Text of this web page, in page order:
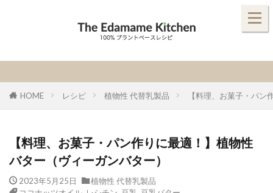
HOME レシピ 植物性 代替乳製品 【料理、お菓子・パ
【料理、お菓子・パン作りに最適！】植物性
バター（ヴィーガンバター）
2023年5月25日
植物性 代替乳製品